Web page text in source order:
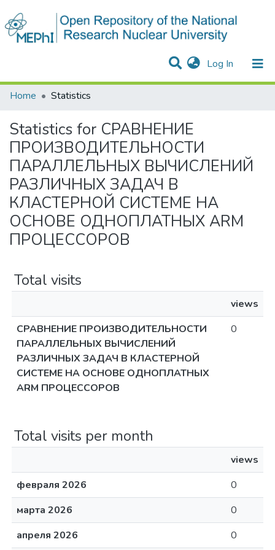
Log In (current)
Communities & Collections
All of DSpace
Home
Statistics
Statistics for СРАВНЕНИЕ
ПРОИЗВОДИТЕЛЬНОСТИ
ПАРАЛЛЕЛЬНЫХ ВЫЧИСЛЕНИЙ
РАЗЛИЧНЫХ ЗАДАЧ В
КЛАСТЕРНОЙ СИСТЕМЕ НА
ОСНОВЕ ОДНОПЛАТНЫХ ARM
ПРОЦЕССОРОВ
Total visits
views
СРАВНЕНИЕ ПРОИЗВОДИТЕЛЬНОСТИ
ПАРАЛЛЕЛЬНЫХ ВЫЧИСЛЕНИЙ
РАЗЛИЧНЫХ ЗАДАЧ В КЛАСТЕРНОЙ
СИСТЕМЕ НА ОСНОВЕ ОДНОПЛАТНЫХ
ARM ПРОЦЕССОРОВ
0
Total visits per month
views
февраля 2026
0
марта 2026
0
апреля 2026
0